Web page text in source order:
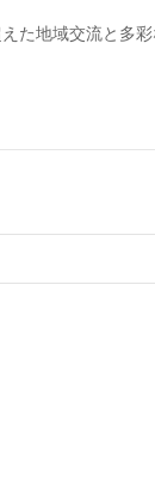
た地域交流と多